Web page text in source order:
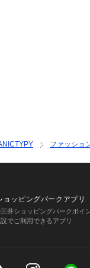
ファッショ
ョッピングパークアプリ
井ショッピングパークポイ
でご利用できるアプリ